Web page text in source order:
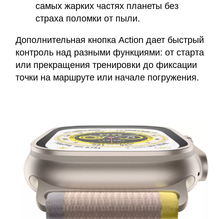
самых жарких частях планеты без
страха поломки от пыли.
Дополнительная кнопка Action дает быстрый
контроль над разными функциями: от старта
или прекращения тренировки до фиксации
точки на маршруте или начале погружения.